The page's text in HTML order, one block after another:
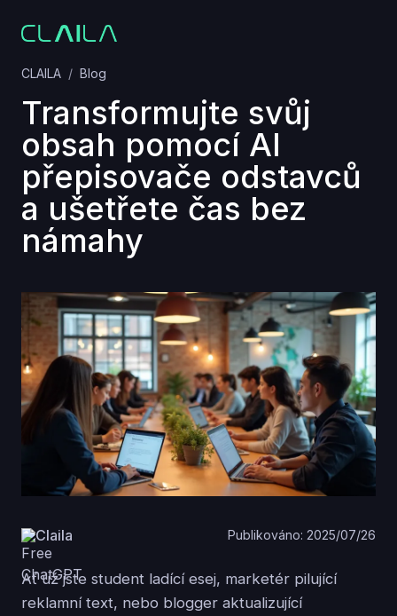
CLAILA Blog
Transformujte svůj
obsah pomocí AI
přepisovače odstavců
a ušetřete čas bez
námahy
Claila Publikováno: 2025/07/26
Ať už jste student ladící esej, marketér pilující
reklamní text, nebo blogger aktualizující